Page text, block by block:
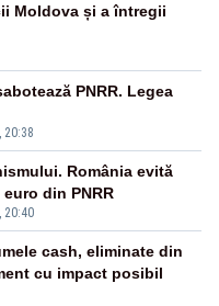
Moldova și a întregii
20:38
PNRR. Legea
20:40
România evită
din PNRR
cash, eliminate din
cu impact posibil